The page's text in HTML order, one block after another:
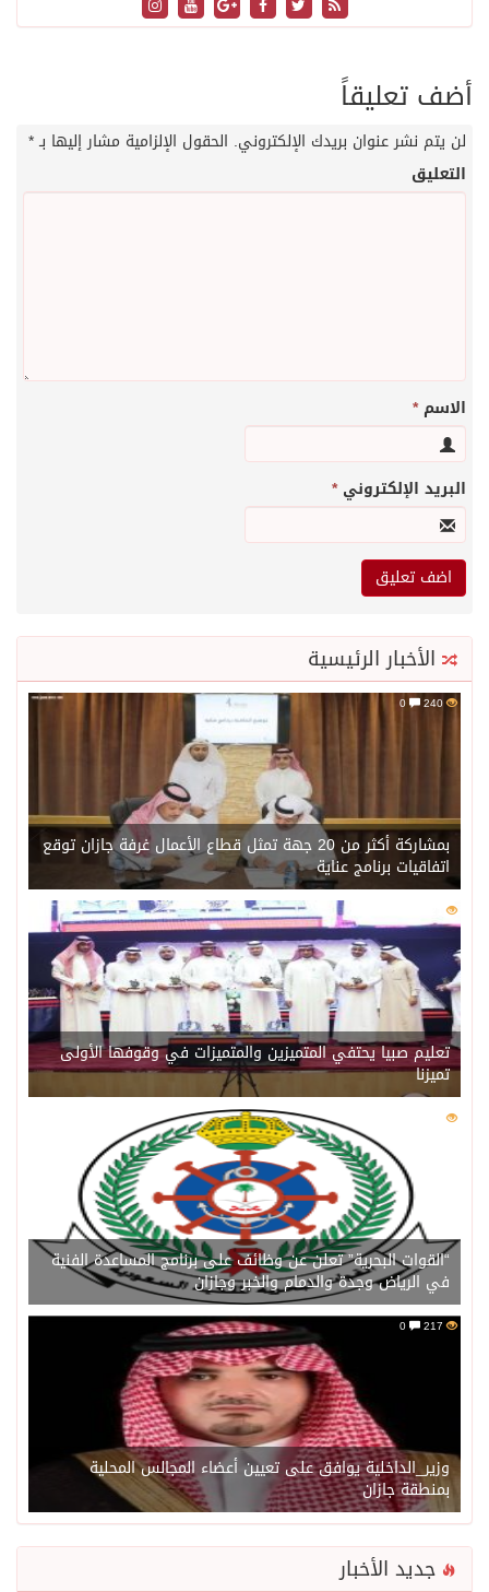
أضف تعليقاً
لن يتم نشر عنوان بريدك الإلكتروني. الحقول الإلزامية مشار إليها بـ*
التعليق
الاسم*
البريد الإلكتروني*
الأخبار الرئيسية
240
بمشاركة أكثر من 20 جهة تمثل قطاع الأعمال غرفة جازان توقع
اتفاقيات برنامج عناية
221
تعليم صبيا يحتفي المتميزين والمتميزات في وقوفها الأولى
تميزنا
217
“القوات البحرية” تعلن عن وظائف على برنامج المساعدة الفنية
في الرياض وجدة والدمام والخبر وجازان
217
وزير_الداخلية يوافق على تعيين أعضاء المجالس المحلية
بمنطقة جازان
جديد الأخبار